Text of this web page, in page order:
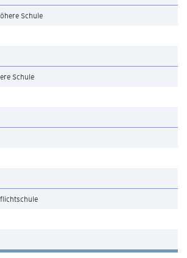
Schule
Schule